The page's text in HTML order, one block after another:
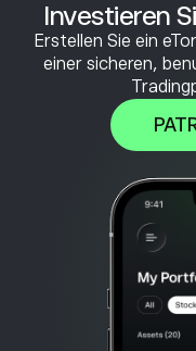
Investieren
Erstellen Sie ein
einer sicheren,